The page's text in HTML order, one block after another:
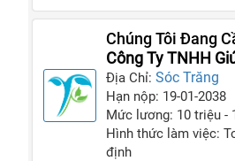
Chúng Tôi Đang
3 Chị Người Làm
Gia Đình
Công Ty TNHH
Thiên Phúc
Địa Chỉ:Sóc Trăng
Hạn nộp: 19-01-2038
Mức lương: 10 triệu -
Hình thức làm việc:
định